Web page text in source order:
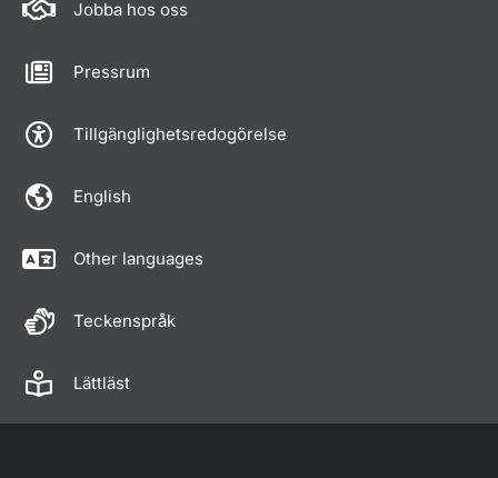
Jobba hos oss
Pressrum
Tillgänglighetsredogörelse
English
Other languages
Teckenspråk
Lättläst